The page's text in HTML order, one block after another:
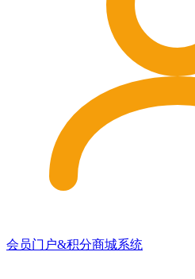
会员门户&积分商城系统